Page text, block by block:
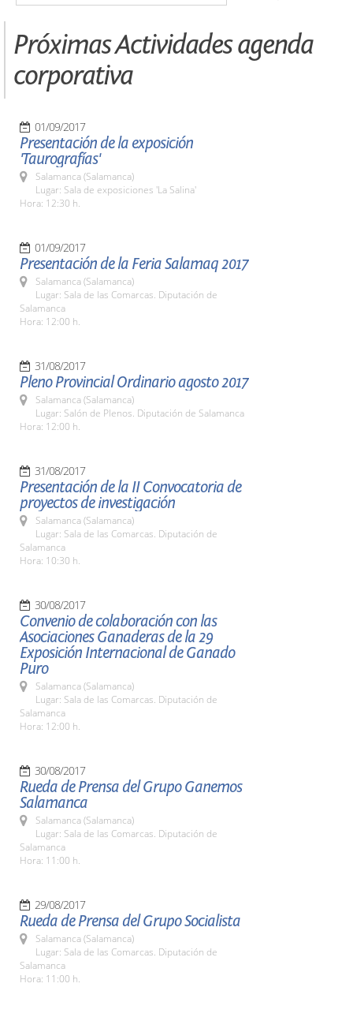
Próximas Actividades agenda
corporativa
01/09/2017
Presentación de la exposición
'Taurografías'
Salamanca (Salamanca)
Lugar: Sala de exposiciones 'La Salina'
Hora: 12:30 h.
01/09/2017
Presentación de la Feria Salamaq 2017
Salamanca (Salamanca)
Lugar: Sala de las Comarcas. Diputación de
Salamanca
Hora: 12:00 h.
31/08/2017
Pleno Provincial Ordinario agosto 2017
Salamanca (Salamanca)
Lugar: Salón de Plenos. Diputación de Salamanca
Hora: 12:00 h.
31/08/2017
Presentación de la II Convocatoria de
proyectos de investigación
Salamanca (Salamanca)
Lugar: Sala de las Comarcas. Diputación de
Salamanca
Hora: 10:30 h.
30/08/2017
Convenio de colaboración con las
Asociaciones Ganaderas de la 29
Exposición Internacional de Ganado
Puro
Salamanca (Salamanca)
Lugar: Sala de las Comarcas. Diputación de
Salamanca
Hora: 12:00 h.
30/08/2017
Rueda de Prensa del Grupo Ganemos
Salamanca
Salamanca (Salamanca)
Lugar: Sala de las Comarcas. Diputación de
Salamanca
Hora: 11:00 h.
29/08/2017
Rueda de Prensa del Grupo Socialista
Salamanca (Salamanca)
Lugar: Sala de las Comarcas. Diputación de
Salamanca
Hora: 11:00 h.